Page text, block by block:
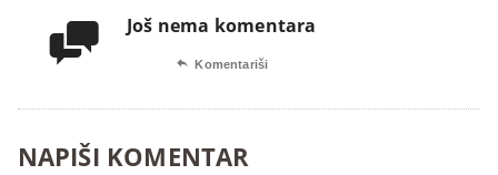
 Još nema komentara
 Komentariši
NAPIŠI KOMENTAR